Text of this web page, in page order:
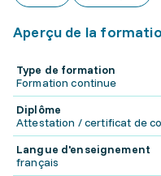
Aperçu de la
Type de formation
Formation continue
Diplôme
Attestation / certificat de
Langue d'enseignement
français